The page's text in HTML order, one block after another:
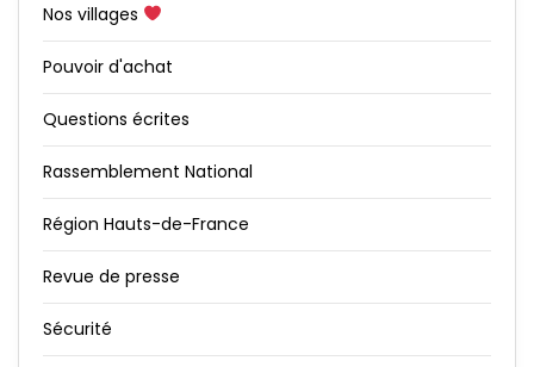
Nos villages
Pouvoir d'achat
Questions écrites
Rassemblement National
Région Hauts-de-France
Revue de presse
Sécurité